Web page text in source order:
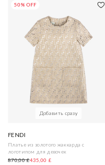
50% OFF
Добавить сразу
FENDI
Платье из золотого жаккарда с
логотипом для девочек
870,00 £435,00 £